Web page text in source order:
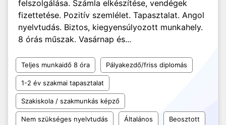
felszolgálása. Számla elkészítése, vendégek
fizettetése. Pozitív szemlélet. Tapasztalat. Angol
nyelvtudás. Biztos, kiegyensúlyozott munkahely.
8 órás műszak. Vasárnap és...
Teljes munkaidő 8 óra Pályakezdő/friss diplomás
1-2 év szakmai tapasztalat
Szakiskola / szakmunkás képző
Nem szükséges nyelvtudás Általános Beosztott